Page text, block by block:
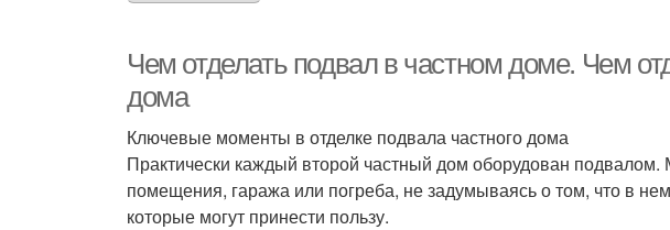
Чем отделать подвал в частном доме. Чем
дома
Ключевые моменты в отделке подвала частного дома
Практически каждый второй частный дом оборудован
помещения, гаража или погреба, не задумываясь о том, что в
которые могут принести пользу.